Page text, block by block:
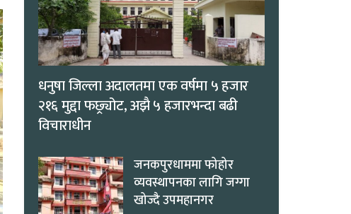
धनुषा जिल्ला अदालतमा एक वर्षमा ५ हजार
२१६ मुद्दा फछ्र्योट, अझै ५ हजारभन्दा बढी
विचाराधीन
जनकपुरधाममा फोहोर
व्यवस्थापनका लागि जग्गा
खोज्दै उपमहानगर